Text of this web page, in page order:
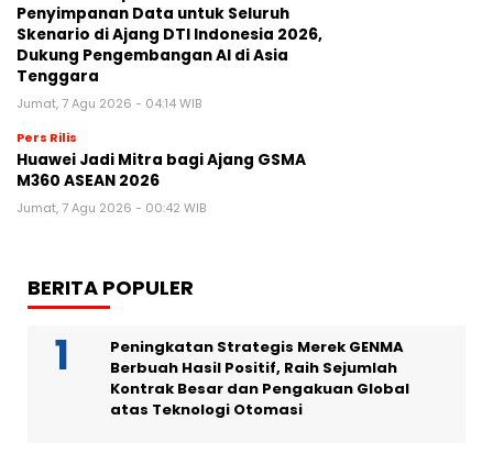
Penyimpanan Data untuk Seluruh
Skenario di Ajang DTI Indonesia 2026,
Dukung Pengembangan AI di Asia
Tenggara
Jumat, 7 Agu 2026 - 04:14 WIB
Pers Rilis
Huawei Jadi Mitra bagi Ajang GSMA
M360 ASEAN 2026
Jumat, 7 Agu 2026 - 00:42 WIB
BERITA POPULER
Peningkatan Strategis Merek GENMA
Berbuah Hasil Positif, Raih Sejumlah
Kontrak Besar dan Pengakuan Global
atas Teknologi Otomasi